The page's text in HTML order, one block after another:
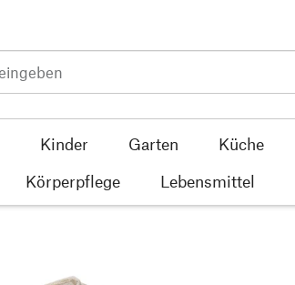
Kinder Garten Küche
Körperpflege Lebensmittel